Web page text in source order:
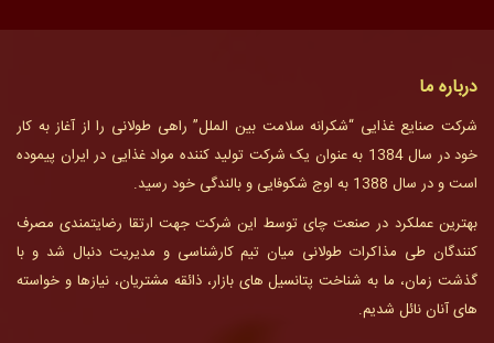
درباره ما
شرکت صنایع غذایی “شکرانه سلامت بین الملل” راهی طولانی را از آغاز به کار
خود در سال 1384 به عنوان یک شرکت تولید کننده مواد غذایی در ایران پیموده
است و در سال 1388 به اوج شکوفایی و بالندگی خود رسید.
بهترین عملکرد در صنعت چای توسط این شرکت جهت ارتقا رضایتمندی مصرف
کنندگان طی مذاکرات طولانی میان تیم کارشناسی و مدیریت دنبال شد و با
گذشت زمان، ما به شناخت پتانسیل های بازار، ذائقه مشتریان، نیازها و خواسته
های آنان نائل شدیم.